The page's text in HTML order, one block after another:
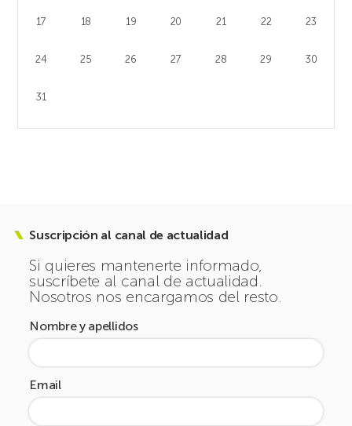
17 18 19 20 21 22 23
24 25 26 27 28 29 30
31
Suscripción al canal de actualidad
Si quieres mantenerte informado,
suscríbete al canal de actualidad.
Nosotros nos encargamos del resto.
Nombre y apellidos
Email